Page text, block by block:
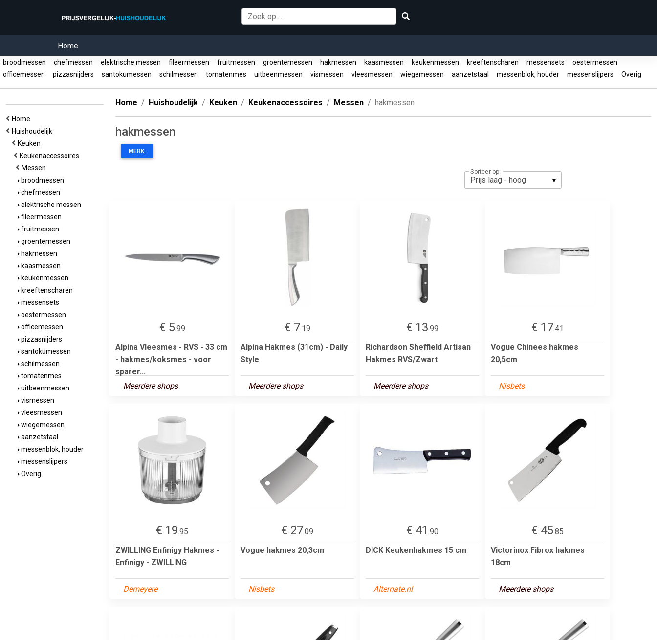
Home
broodmessen chefmessen elektrische messen fileermessen fruitmessen groentemessen hakmessen kaasmessen keukenmessen kreeftenscharen messensets
oestermessen
officemessen
pizzasnijders santokumessen schilmessen tomatenmes uitbeenmessen vismessen vleesmessen wiegemessen aanzetstaal messenblok, houder messenslijpers Overig
Home
Huishoudelijk
Keuken
Keukenaccessoires
Messen
broodmessen
chefmessen
elektrische messen
fileermessen
fruitmessen
groentemessen
hakmessen
kaasmessen
keukenmessen
kreeftenscharen
messensets
oestermessen
officemessen
pizzasnijders
santokumessen
schilmessen
tomatenmes
uitbeenmessen
vismessen
vleesmessen
wiegemessen
aanzetstaal
messenblok, houder
messenslijpers
Overig
Home Huishoudelijk Keuken Keukenaccessoires Messen hakmessen
hakmessen
MERK:
Sorteer op:
€ 5.99
Alpina Vleesmes - RVS - 33 cm
- hakmes/koksmes - voor
sparer...
Meerdere shops
€ 7.19
Alpina Hakmes (31cm) - Daily
Style
Meerdere shops
€ 13.99
Richardson Sheffield Artisan
Hakmes RVS/Zwart
Meerdere shops
€ 17.41
Vogue Chinees hakmes
20,5cm
Nisbets
€ 19.95
ZWILLING Enfinigy Hakmes -
Enfinigy - ZWILLING
Demeyere
€ 27.09
Vogue hakmes 20,3cm
Nisbets
€ 41 .90
DICK Keukenhakmes 15 cm
Alternate.nl
€ 45.85
Victorinox Fibrox hakmes
18cm
Meerdere shops